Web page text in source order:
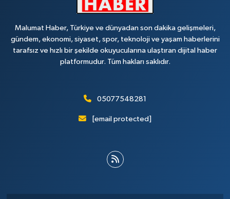
Malumat Haber, Türkiye ve dünyadan son dakika gelişmeleri,
gündem, ekonomi, siyaset, spor, teknoloji ve yaşam haberlerini
tarafsız ve hızlı bir şekilde okuyucularına ulaştıran dijital haber
platformudur. Tüm hakları saklıdır.
05077548281
[email protected]